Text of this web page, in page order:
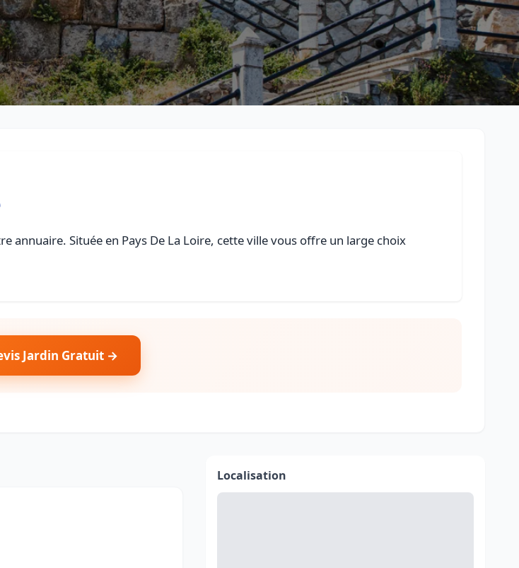
annuaire. Située en Pays De La Loire, cette ville vous offre un large choix
Jardin Gratuit →
Localisation